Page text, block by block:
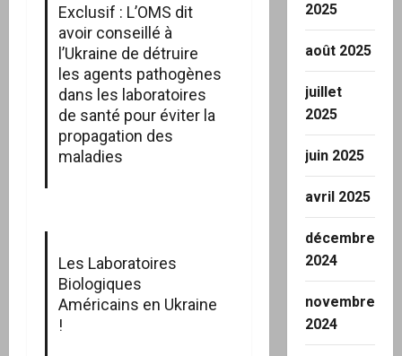
Exclusif : L’OMS dit
avoir conseillé à
l’Ukraine de détruire
les agents pathogènes
dans les laboratoires
de santé pour éviter la
propagation des
maladies
Les Laboratoires
Biologiques
Américains en Ukraine
!
2025
août 2025
juillet
2025
juin 2025
avril 2025
décembre
2024
novembre
2024